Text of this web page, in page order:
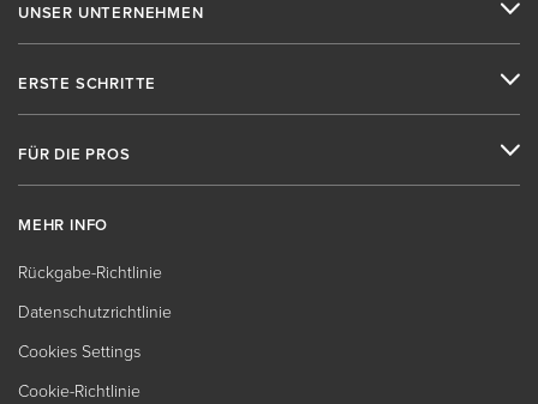
UNSER UNTERNEHMEN
ERSTE SCHRITTE
FÜR DIE PROS
MEHR INFO
Rückgabe-Richtlinie
Datenschutzrichtlinie
Cookies Settings
Cookie-Richtlinie